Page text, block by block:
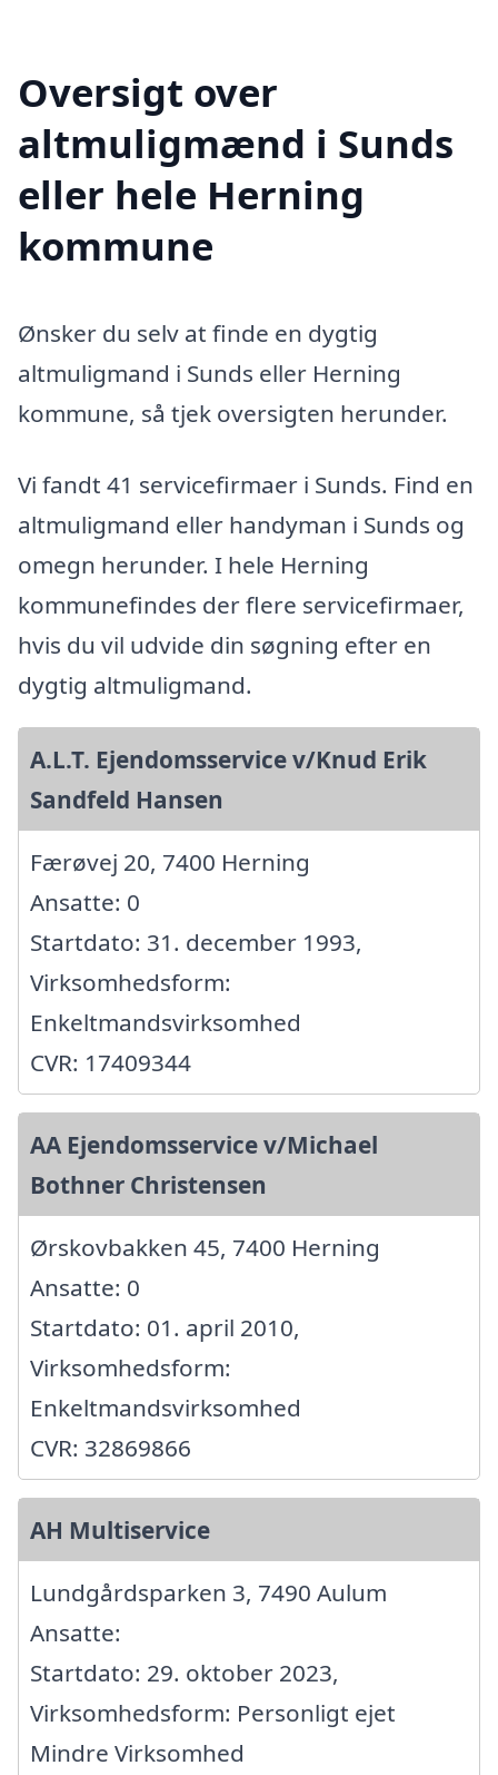
Oversigt over
altmuligmænd i Sunds
eller hele Herning
kommune
Ønsker du selv at finde en dygtig
altmuligmand i Sunds eller Herning
kommune, så tjek oversigten herunder.
Vi fandt 41 servicefirmaer i Sunds. Find en
altmuligmand eller handyman i Sunds og
omegn herunder. I hele Herning
kommunefindes der flere servicefirmaer,
hvis du vil udvide din søgning efter en
dygtig altmuligmand.
A.L.T. Ejendomsservice v/Knud Erik
Sandfeld Hansen
Færøvej 20, 7400 Herning
Ansatte: 0
Startdato: 31. december 1993,
Virksomhedsform:
Enkeltmandsvirksomhed
CVR: 17409344
AA Ejendomsservice v/Michael
Bothner Christensen
Ørskovbakken 45, 7400 Herning
Ansatte: 0
Startdato: 01. april 2010,
Virksomhedsform:
Enkeltmandsvirksomhed
CVR: 32869866
AH Multiservice
Lundgårdsparken 3, 7490 Aulum
Ansatte:
Startdato: 29. oktober 2023,
Virksomhedsform: Personligt ejet
Mindre Virksomhed